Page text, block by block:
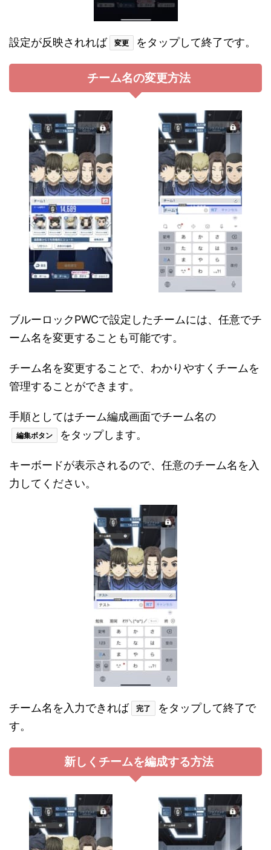
設定が反映されれば 変更 をタップして終了です。
チーム名の変更方法
ブルーロックPWCで設定したチームには、任意でチ
ーム名を変更することも可能です。
チーム名を変更することで、わかりやすくチームを
管理することができます。
手順としてはチーム編成画面でチーム名の
編集ボタン をタップします。
キーボードが表示されるので、任意のチーム名を入
力してください。
チーム名を入力できれば 完了
をタップして終了で
す。
新しくチームを編成する方法